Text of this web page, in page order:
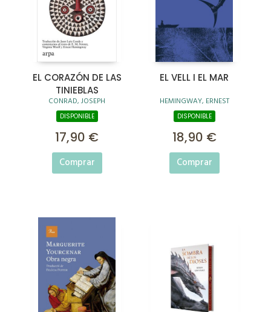
EL CORAZÓN DE LAS
TINIEBLAS
CONRAD, JOSEPH
DISPONIBLE
17,90 €
Comprar
EL VELL I EL MAR
HEMINGWAY, ERNEST
DISPONIBLE
18,90 €
Comprar